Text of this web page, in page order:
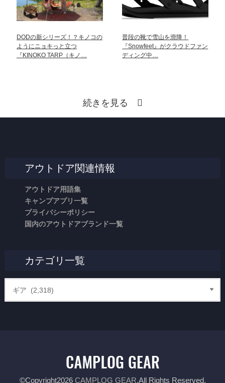
DODの新シリーズ！？キノコの
ようにニョキっと立つ
『KINOKO TARP（キノ…
普段の靴で雪山を滑降！
『Snowfeet』がクラウドファン
ディング中…
続きを見る
アウトドア関連情報
アウトドア用語集
キャンプアプリ一覧
プライバシーポリシー
国内のアウトドアブランド一覧
カテゴリ一覧
©Copyright2026 CAMPLOG GEAR.All Rights Reserved.